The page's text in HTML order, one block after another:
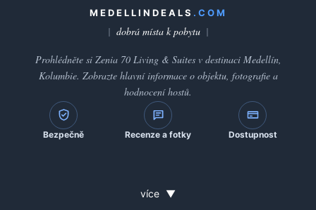
MEDELLINDEALS .COM
dobrá místa k pobytu
Prohlédněte si Zenia 70 Living & Suites v destinaci Medellín,
Kolumbie. Zobrazte hlavní informace o objektu, fotografie a
hodnocení hostů.
Bezpečně Recenze a fotky Dostupnost
více ▼